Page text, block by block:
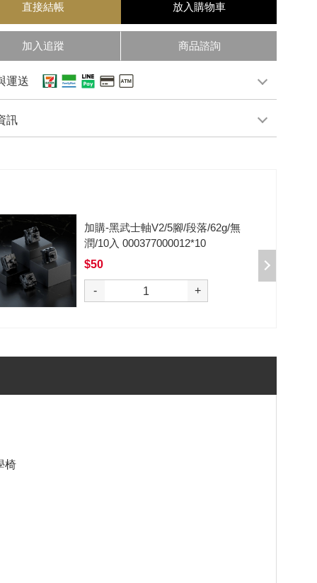
直接結帳 放入購物車
加入追蹤 商品諮詢
運送
訊
加購-剪刀石頭布猜拳鍵帽一盒四
入000385000289
$199
- +
椅